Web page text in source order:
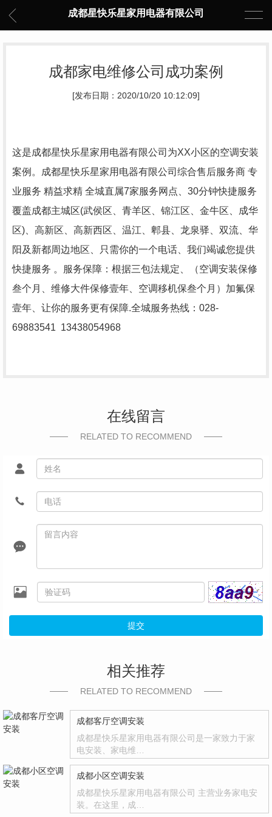
成都星快乐星家用电器有限公司
成都家电维修公司成功案例
[发布日期：2020/10/20 10:12:09]
这是成都星快乐星家用电器有限公司为XX小区的空调安装
案例。成都星快乐星家用电器有限公司综合售后服务商 专
业服务 精益求精 全城直属7家服务网点、30分钟快捷服务
覆盖成都主城区(武侯区、青羊区、锦江区、金牛区、成华
区)、高新区、高新西区、温江、郫县、龙泉驿、双流、华
阳及新都周边地区、只需你的一个电话、我们竭诚您提供
快捷服务 。服务保障：根据三包法规定、（空调安装保修
叁个月、维修大件保修壹年、空调移机保叁个月）加氟保
壹年、让你的服务更有保障.全城服务热线：028-
69883541 13438054968
在线留言
RELATED TO RECOMMEND
提交
相关推荐
RELATED TO RECOMMEND
成都客厅空调安装
成都星快乐星家用电器有限公司是一家致力于家
电安装、家电维…
成都小区空调安装
成都星快乐星家用电器有限公司 主营业务家电安
装。在这里，成…